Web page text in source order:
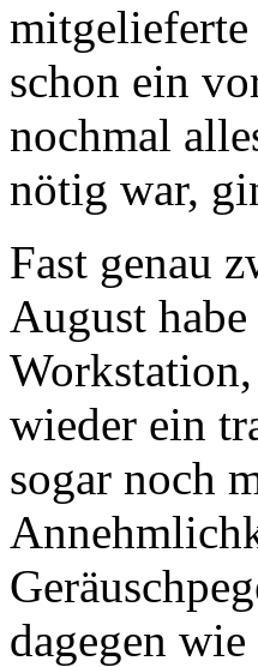
mitgelieferte
schon ein
nochmal
nötig war,
Fast genau
August
wieder ein
sogar noch
dagegen